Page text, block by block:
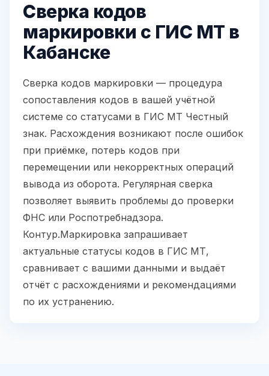
Сверка кодов
маркировки с ГИС МТ в
Кабанске
Сверка кодов маркировки — процедура
сопоставления кодов в вашей учётной
системе со статусами в ГИС МТ Честный
знак. Расхождения возникают после ошибок
при приёмке, потерь кодов при
перемещении или некорректных операций
вывода из оборота. Регулярная сверка
позволяет выявить проблемы до проверки
ФНС или Роспотребнадзора.
Контур.Маркировка запрашивает
актуальные статусы кодов в ГИС МТ,
сравнивает с вашими данными и выдаёт
отчёт с расхождениями и рекомендациями
по их устранению.